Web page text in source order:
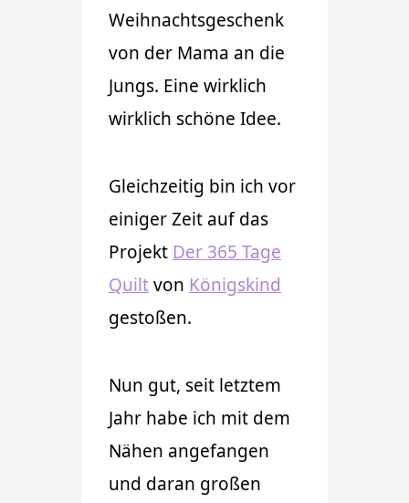
Weihnachtsgeschenk
von der Mama an die
Jungs. Eine wirklich
wirklich schöne Idee.
Gleichzeitig bin ich vor
einiger Zeit auf das
Projekt Der 365 Tage
Quiltvon Königskind
gestoßen.
Nun gut, seit letztem
Jahr habe ich mit dem
Nähen angefangen
und daran großen